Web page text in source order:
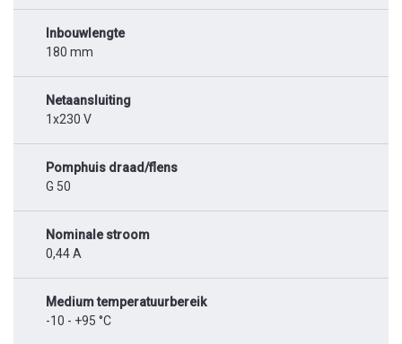
Inbouwlengte
180 mm
Netaansluiting
1x230 V
Pomphuis draad/flens
G 50
Nominale stroom
0,44 A
Medium temperatuurbereik
-10 - +95 °C